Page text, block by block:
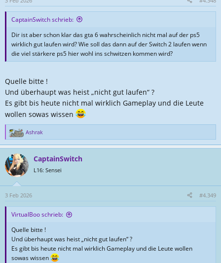
e
CaptainSwitch schrieb:
Dir ist aber schon klar das gta 6 wahrscheinlich nicht mal auf der ps5
wirklich gut laufen wird? Wie soll das dann auf der Switch 2 laufen wenn
die viel stärkere ps5 hier wohl ins schwitzen kommen wird?
Quelle bitte !
Und überhaupt was heist „nicht gut laufen“ ?
Es gibt bis heute nicht mal wirklich Gameplay und die Leute
wollen sowas wissen
R
e
k
t
o
n
n
Ashrak
CaptainSwitch
L16: Sensei
3 Feb 2026 #4.349
VirtualBoo schrieb:
Quelle bitte !
Und überhaupt was heist „nicht gut laufen“ ?
Es gibt bis heute nicht mal wirklich Gameplay und die Leute wollen
sowas wissen